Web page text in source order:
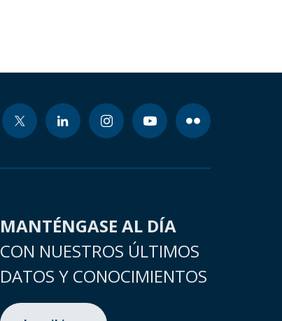
MANTÉNGASE AL DÍA
CON NUESTROS ÚLTIMOS
DATOS Y CONOCIMIENTOS